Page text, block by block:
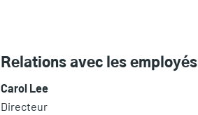
Relations avec les employés
Carol Lee
Directeur